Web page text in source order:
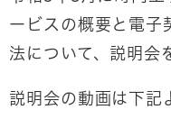
ービスの概要と電子
法について、説明会
説明会の動画は下記